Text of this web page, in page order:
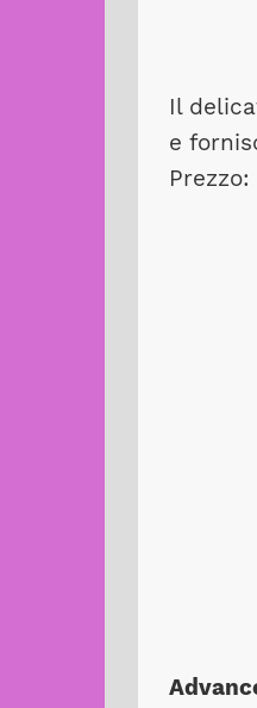
Il
e
Prezzo: